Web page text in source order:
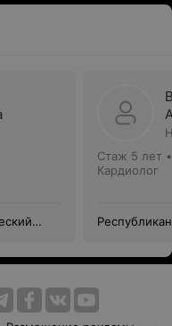
Стаж 5 лет
Кардиолог